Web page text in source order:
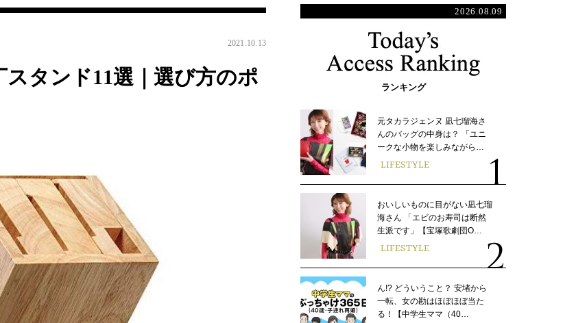
2021.10.13
スタンド11選｜選び方のポ
2026.08.09
ランキング
元タカラジェンヌ 凪七瑠海さ
んのバッグの中身は？ 「ユニ
ークな小物を楽しみながら…
LIFESTYLE
おいしいものに目がない凪七瑠
海さん 「エビのお寿司は断然
生派です」【宝塚歌劇団O…
LIFESTYLE
ん!? どういうこと？ 安堵から
一転、女の勘はほぼほぼ当た
る！【中学生ママ（40…